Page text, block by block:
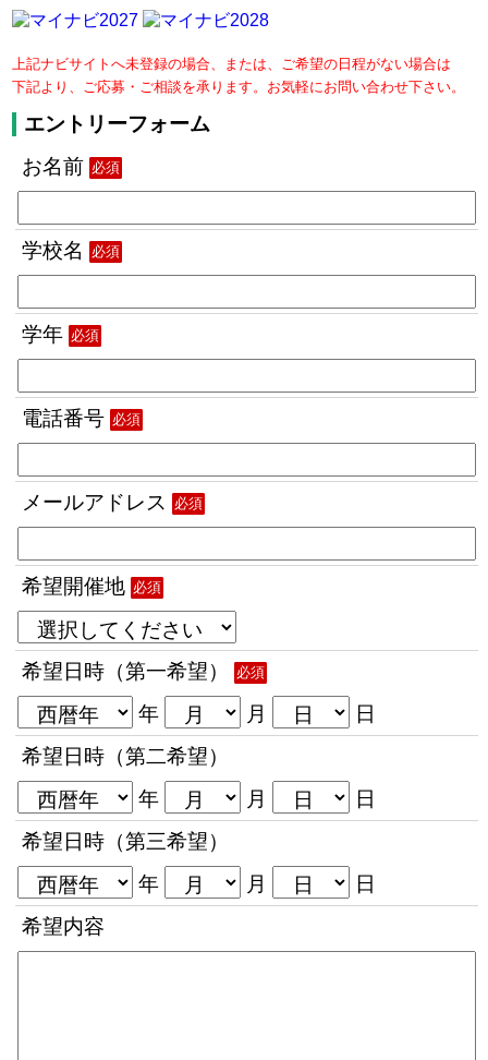
上記ナビサイトへ未登録の場合、または、ご希望の日程がない場合は
下記より、ご応募・ご相談を承ります。お気軽にお問い合わせ下さい。
エントリーフォーム
お名前 必須
学校名 必須
学年 必須
電話番号 必須
メールアドレス 必須
希望開催地 必須
希望日時（第一希望） 必須
年 月
日
希望日時（第二希望）
年
月
日
希望日時（第三希望）
年
月
日
希望内容